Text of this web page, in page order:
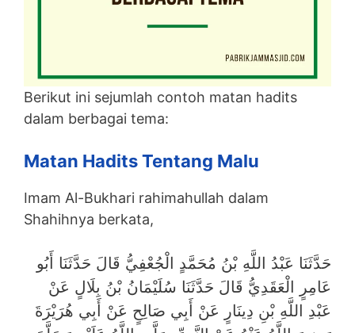
Berikut ini sejumlah contoh matan hadits
dalam berbagai tema:
Matan Hadits Tentang Malu
Imam Al-Bukhari rahimahullah dalam
Shahihnya berkata,
حَدَّثَنَا عَبْدُ اللَّهِ بْنُ مُحَمَّدٍ الْجُعْفِيُّ قَالَ حَدَّثَنَا أَبُو
عَامِرٍ الْعَقَدِيُّ قَالَ حَدَّثَنَا سُلَيْمَانُ بْنُ بِلَالٍ عَنْ
عَبْدِ اللَّهِ بْنِ دِينَارٍ عَنْ أَبِي صَالِحٍ عَنْ أَبِي هُرَيْرَةَ